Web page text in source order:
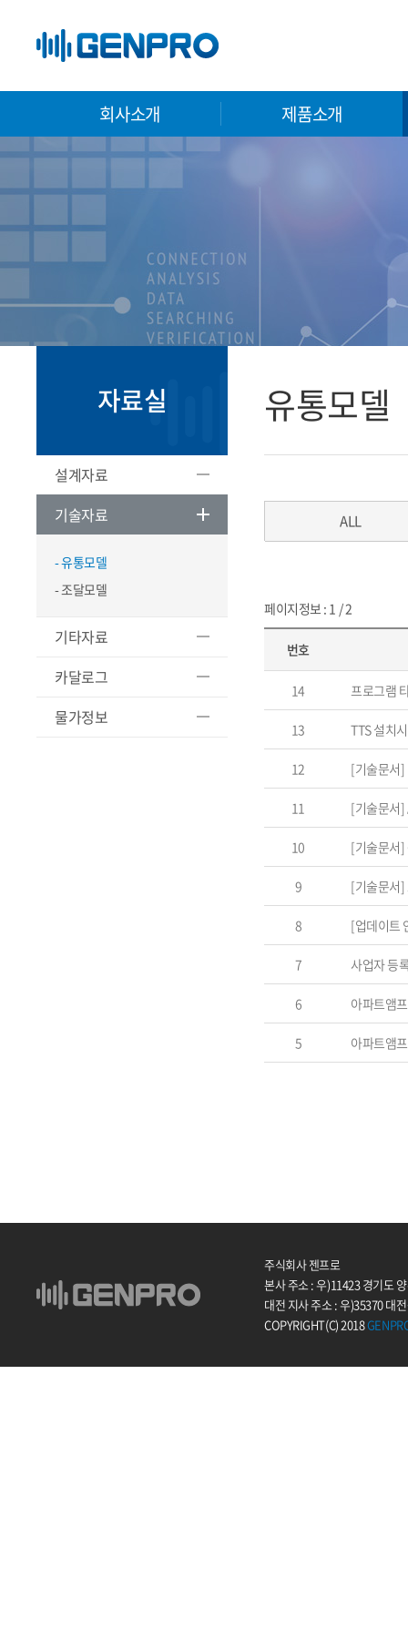
회사소개 제품소개
자료실
설계자료
기술자료
- 유통모델
- 조달모델
기타자료
카달로그
물가정보
유통모델
ALL
페이지정보 : 1 / 2
번호
14 프로그램
13 TTS 설치
12 [기술문서]
11 [기술문서]
10 [기술문서]
9 [기술문서]
8 [업데이트
7 사업자 등
6 아파트앰
5 아파트앰
주식회사 젠프로
본사 주소 : 우)11423 경기도
대전 지사 주소 : 우)35370 대
COPYRIGHT(C) 2018